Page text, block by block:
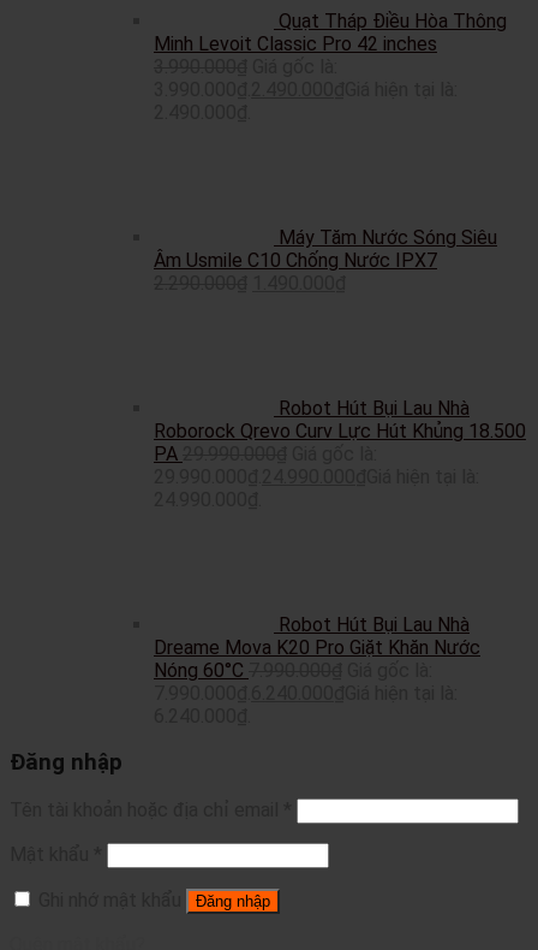
Quạt Tháp Điều Hòa Thông
Minh Levoit Classic Pro 42 inches
Máy Tăm Nước Sóng Siêu
Âm Usmile C10 Chống Nước IPX7
Robot Hút Bụi Lau Nhà
Roborock Qrevo Curv Lực Hút Khủng 18.500
PA
Robot Hút Bụi Lau Nhà
Dreame Mova K20 Pro Giặt Khăn Nước
Nóng 60°C
Đăng nhập
Đăng nhập